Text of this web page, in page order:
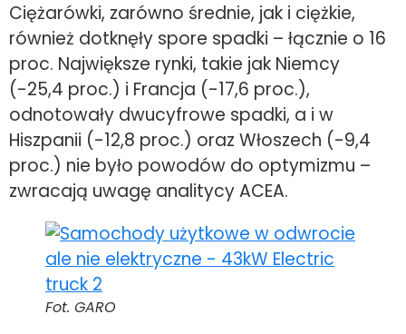
Ciężarówki, zarówno średnie, jak i ciężkie,
również dotknęły spore spadki – łącznie o 16
proc. Największe rynki, takie jak Niemcy
(-25,4 proc.) i Francja (-17,6 proc.),
odnotowały dwucyfrowe spadki, a i w
Hiszpanii (-12,8 proc.) oraz Włoszech (-9,4
proc.) nie było powodów do optymizmu –
zwracają uwagę analitycy ACEA.
Fot. GARO